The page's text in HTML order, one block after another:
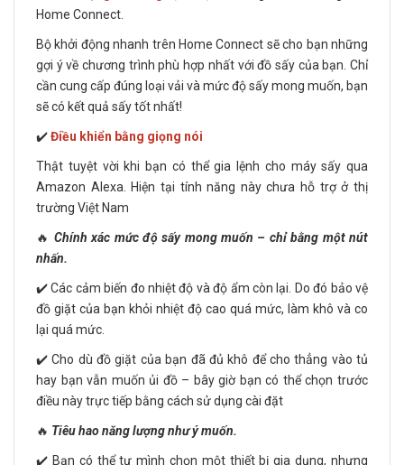
Home Connect.
Bộ khởi động nhanh trên Home Connect sẽ cho bạn những
gợi ý về chương trình phù hợp nhất với đồ sấy của bạn. Chỉ
cần cung cấp đúng loại vải và mức độ sấy mong muốn, bạn
sẽ có kết quả sấy tốt nhất!
✔️Điều khiển bằng giọng nói
Thật tuyệt vời khi bạn có thể gia lệnh cho máy sấy qua
Amazon Alexa. Hiện tại tính năng này chưa hỗ trợ ở thị
trường Việt Nam
🔥 Chính xác mức độ sấy mong muốn – chỉ bằng một nút
nhấn.
✔️ Các cảm biến đo nhiệt độ và độ ẩm còn lại. Do đó bảo vệ
đồ giặt của bạn khỏi nhiệt độ cao quá mức, làm khô và co
lại quá mức.
✔️ Cho dù đồ giặt của bạn đã đủ khô để cho thẳng vào tủ
hay bạn vẫn muốn ủi đồ – bây giờ bạn có thể chọn trước
điều này trực tiếp bằng cách sử dụng cài đặt
🔥 Tiêu hao năng lượng như ý muốn.
✔️ Bạn có thể tự mình chọn một thiết bị gia dụng, nhưng